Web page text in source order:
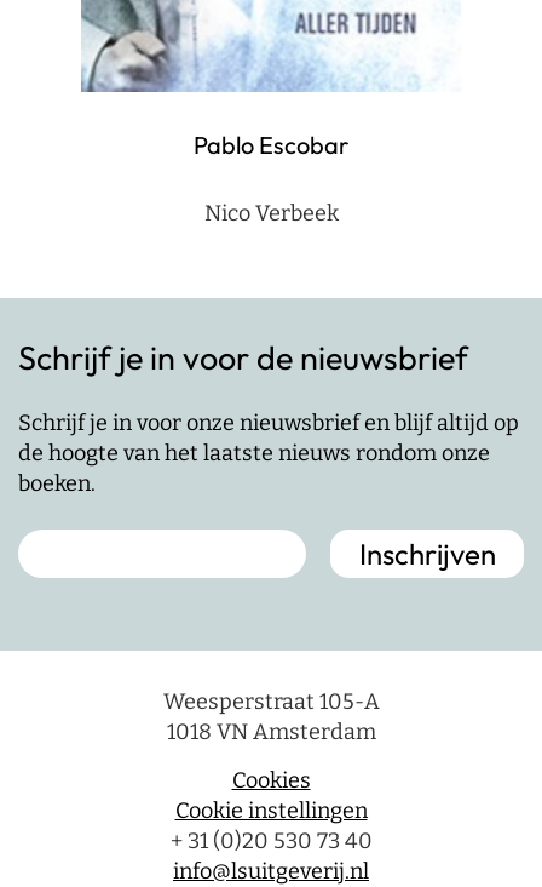
Pablo Escobar
Nico Verbeek
Schrijf je in voor de nieuwsbrief
Schrijf je in voor onze nieuwsbrief en blijf altijd op
de hoogte van het laatste nieuws rondom onze
boeken.
Weesperstraat 105-A
1018 VN Amsterdam
Cookies
Cookie instellingen
+ 31 (0)20 530 73 40
info@lsuitgeverij.nl